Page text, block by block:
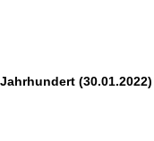
(30.01.2022)